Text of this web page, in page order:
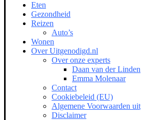
Eten
Gezondheid
Reizen
Auto’s
Wonen
Over Uitgenodigd.nl
Over onze experts
Daan van der Linden
Emma Molenaar
Contact
Cookiebeleid (EU)
Algemene Voorwaarden
Disclaimer